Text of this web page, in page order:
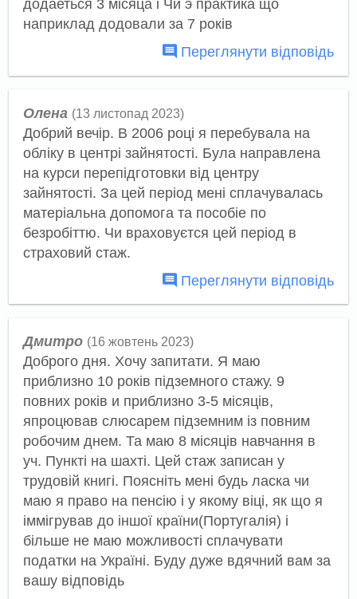
додаеться 3 мiсяца i Чи э практика що
наприклад додовали за 7 рокiв
Переглянути відповідь
Олена (13 листопад 2023)
Добрий вечір. В 2006 році я перебувала на
обліку в центрі зайнятості. Була направлена
на курси перепідготовки від центру
зайнятості. За цей період мені сплачувалась
матеріальна допомога та пособіе по
безробіттю. Чи враховуєтся цей період в
страховий стаж.
Переглянути відповідь
Дмитро (16 жовтень 2023)
Доброго дня. Хочу запитати. Я маю
приблизно 10 років підземного стажу. 9
повних років и приблизно 3-5 місяців,
япроцював слюсарем підземним із повним
робочим днем. Та маю 8 місяців навчання в
уч. Пункті на шахті. Цей стаж записан у
трудовій книгі. Поясніть мені будь ласка чи
маю я право на пенсію і у якому віці, як що я
іммігрував до іншої країни(Португалія) і
більше не маю можливості сплачувати
податки на Україні. Буду дуже вдячний вам за
вашу відповідь